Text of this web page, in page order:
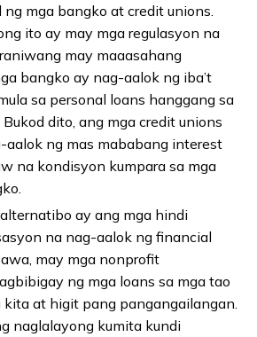
mga bangko at credit unions.
ito ay may mga regulasyon na
may maaasahang
bangko ay nag-aalok ng iba’t
sa personal loans hanggang sa
dito, ang mga credit unions
aalok ng mas mababang interest
na kondisyon kumpara sa mga
ay ang mga hindi
na nag-aalok ng financial
may mga nonprofit
ng mga loans sa mga tao
at higit pang pangangailangan.
naglalayong kumita kundi